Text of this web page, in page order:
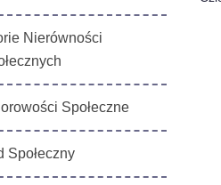
Nierówności
Społeczne
Społeczny